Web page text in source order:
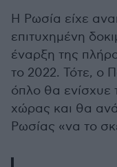
Η Ρωσία είχε
επιτυχημένη
έναρξη της
το 2022. Τότε, ο
όπλο θα ενίσχυε
χώρας και θα
Ρωσίας «να το